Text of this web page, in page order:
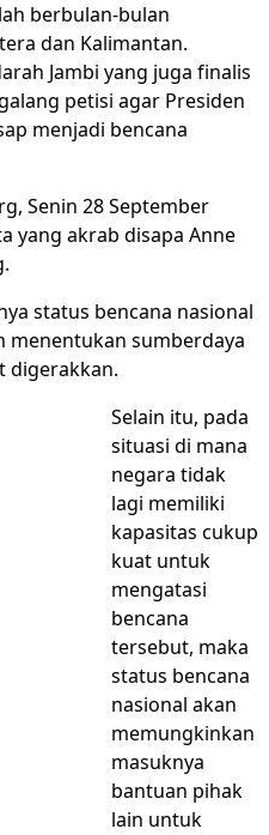
berbulan-bulan
dan Kalimantan.
Jambi yang juga finalis
petisi agar Presiden
menjadi bencana
Senin 28 September
yang akrab disapa Anne
status bencana nasional
menentukan sumberdaya
digerakkan.
Selain itu, pada
situasi di mana
negara tidak
lagi memiliki
kapasitas cukup
kuat untuk
mengatasi
bencana
tersebut, maka
status bencana
nasional akan
memungkinkan
masuknya
bantuan pihak
lain untuk